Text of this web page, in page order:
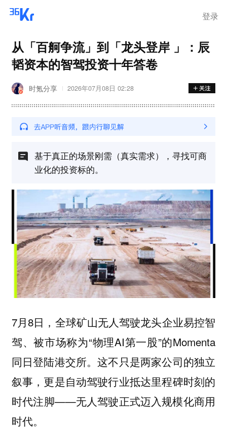
登录
从「百舸争流」到「龙头登岸 」：辰
韬资本的智驾投资十年答卷
时氪分享 2026年07月08日 02:28
基于真正的场景刚需（真实需求），寻找可商
业化的投资标的。
7月8日，全球矿山无人驾驶龙头企业易控智
驾、被市场称为“物理AI第一股”的Momenta
同日登陆港交所。这不只是两家公司的独立
叙事，更是自动驾驶行业抵达里程碑时刻的
时代注脚——无人驾驶正式迈入规模化商用
时代。